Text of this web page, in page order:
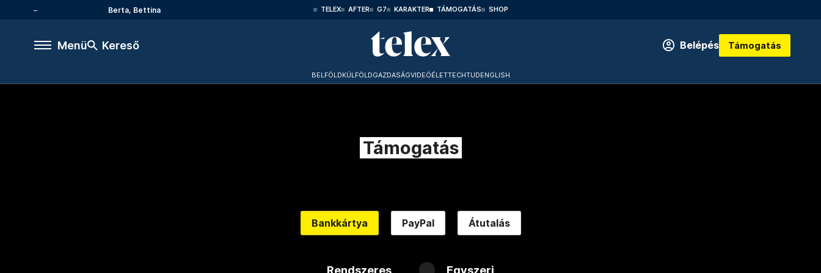
Berta, Bettina TELEX AFTER G7 KARAKTER TÁMOGATÁS SHOP
Menü Kereső Belépés Támogatás
BELFÖLDKÜLFÖLDGAZDASÁGVIDEÓÉLETTECHTUDENGLISH
Támogatás
Bankkártya PayPal Átutalás
Rendszeres Egyszeri